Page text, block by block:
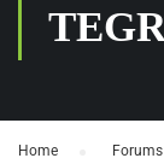
Home Forums